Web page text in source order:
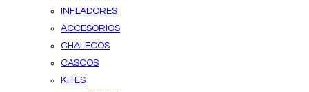
INFLADORES
ACCESORIOS
CHALECOS
CASCOS
KITES